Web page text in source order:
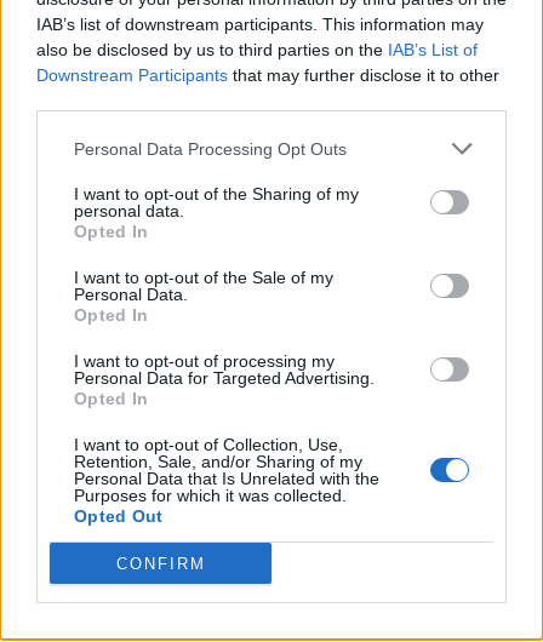
IAB’s list of downstream participants. This information may
also be disclosed by us to third parties on the IAB’s List of
Downstream Participants that may further disclose it to other
Personal Data Processing Opt Outs
I want to opt-out of the Sharing of my
personal data.
Opted In
I want to opt-out of the Sale of my
Personal Data.
Opted In
I want to opt-out of processing my
Personal Data for Targeted Advertising.
Opted In
I want to opt-out of Collection, Use,
Retention, Sale, and/or Sharing of my
Personal Data that Is Unrelated with the
Purposes for which it was collected.
Opted Out
CONFIRM
9,253 3,533
Follower
2,652
Iscritti
- Advertisement -
ULTIMI ARTICOLI
Ferragosto: Gallerie d’Italia Intesa
Sanpaolo di Vicenza aperte gratis